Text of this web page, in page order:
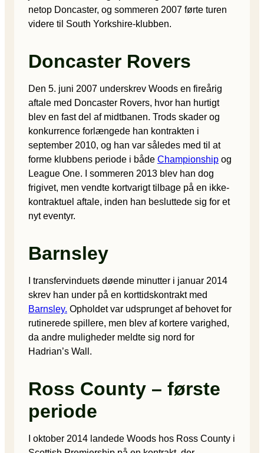
netop Doncaster, og sommeren 2007 førte turen
videre til South Yorkshire-klubben.
Doncaster Rovers
Den 5. juni 2007 underskrev Woods en fireårig
aftale med Doncaster Rovers, hvor han hurtigt
blev en fast del af midtbanen. Trods skader og
konkurrence forlængede han kontrakten i
september 2010, og han var således med til at
forme klubbens periode i både Championship og
League One. I sommeren 2013 blev han dog
frigivet, men vendte kortvarigt tilbage på en ikke-
kontraktuel aftale, inden han besluttede sig for et
nyt eventyr.
Barnsley
I transfervinduets døende minutter i januar 2014
skrev han under på en korttidskontrakt med
Barnsley. Opholdet var udsprunget af behovet for
rutinerede spillere, men blev af kortere varighed,
da andre muligheder meldte sig nord for
Hadrian’s Wall.
Ross County – første
periode
I oktober 2014 landede Woods hos Ross County i